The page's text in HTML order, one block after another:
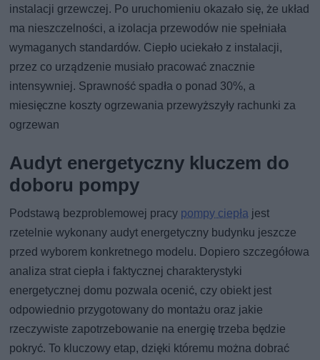
instalacji grzewczej. Po uruchomieniu okazało się, że układ
ma nieszczelności, a izolacja przewodów nie spełniała
wymaganych standardów. Ciepło uciekało z instalacji,
przez co urządzenie musiało pracować znacznie
intensywniej. Sprawność spadła o ponad 30%, a
miesięczne koszty ogrzewania przewyższyły rachunki za
ogrzewan
Audyt energetyczny kluczem do
doboru pompy
Podstawą bezproblemowej pracy pompy ciepła jest
rzetelnie wykonany audyt energetyczny budynku jeszcze
przed wyborem konkretnego modelu. Dopiero szczegółowa
analiza strat ciepła i faktycznej charakterystyki
energetycznej domu pozwala ocenić, czy obiekt jest
odpowiednio przygotowany do montażu oraz jakie
rzeczywiste zapotrzebowanie na energię trzeba będzie
pokryć. To kluczowy etap, dzięki któremu można dobrać